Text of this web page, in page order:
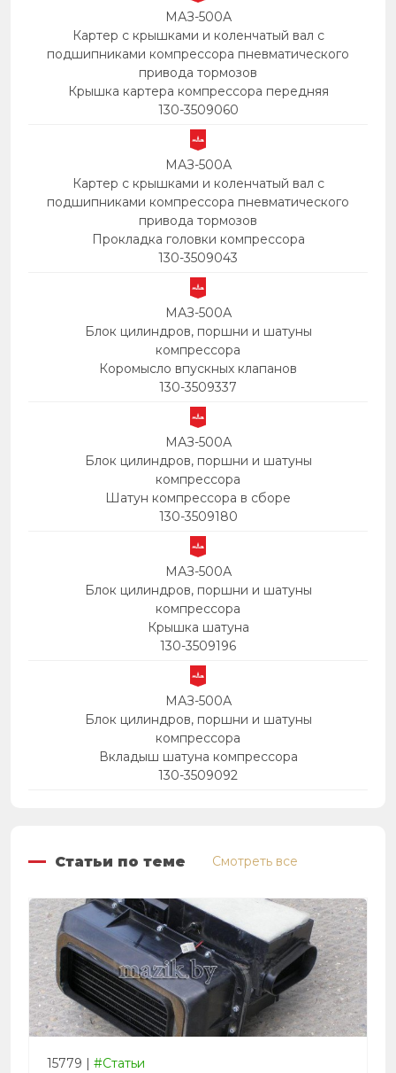
МАЗ-500А
Картер с крышками и коленчатый вал с
подшипниками компрессора пневматического
привода тормозов
Крышка картера компрессора передняя
130-3509060
МАЗ-500А
Картер с крышками и коленчатый вал с
подшипниками компрессора пневматического
привода тормозов
Прокладка головки компрессора
130-3509043
МАЗ-500А
Блок цилиндров, поршни и шатуны
компрессора
Коромысло впускных клапанов
130-3509337
МАЗ-500А
Блок цилиндров, поршни и шатуны
компрессора
Шатун компрессора в сборе
130-3509180
МАЗ-500А
Блок цилиндров, поршни и шатуны
компрессора
Крышка шатуна
130-3509196
МАЗ-500А
Блок цилиндров, поршни и шатуны
компрессора
Вкладыш шатуна компрессора
130-3509092
Статьи по теме Смотреть все
15779 | #Статьи